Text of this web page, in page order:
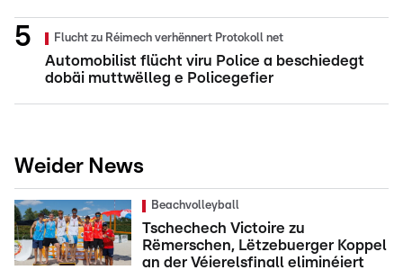
Flucht zu Réimech verhënnert Protokoll net
Automobilist flücht viru Police a beschiedegt
dobäi muttwëlleg e Policegefier
Weider News
Beachvolleyball
Tschechech Victoire zu
Rëmerschen, Lëtzebuerger Koppel
an der Véierelsfinall eliminéiert